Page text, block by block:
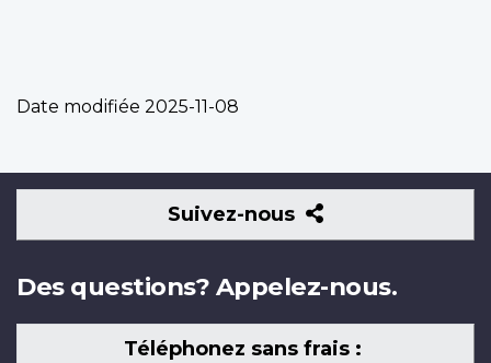
Date modifiée 2025-11-08
Suivez-nous
Suivez-
nous
Des questions? Appelez-nous.
Téléphonez sans frais :